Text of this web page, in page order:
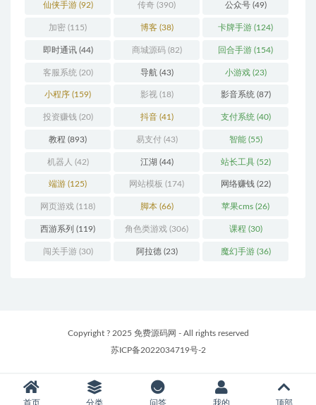
仙侠手游(92) 传奇 (390) 公众号(49)
加密 (115) 博客(38) 卡牌手游 (124)
即时通讯(44) 商城源码(82) 回合手游 (154)
客服系统 (20) 导航(43) 小游戏(23)
小程序 (159) 影视(18) 影音系统(87)
投资赚钱 (20) 抖音(41) 支付系统 (40)
教程 (893) 易支付(43) 智能(55)
机器人 (42) 江湖 (44) 站长工具(52)
端游 (125) 网站模板 (174) 网络赚钱(22)
网页游戏 (118) 脚本(66) 苹果cms (26)
西游系列 (119) 角色类游戏 (306) 课程 (30)
闯关手游(30) 阿拉德(23) 魔幻手游(36)
Copyright ? 2025 免费源码网 - All rights reserved
苏ICP备2022034719号-2
首页 分类 问答 我的 顶部